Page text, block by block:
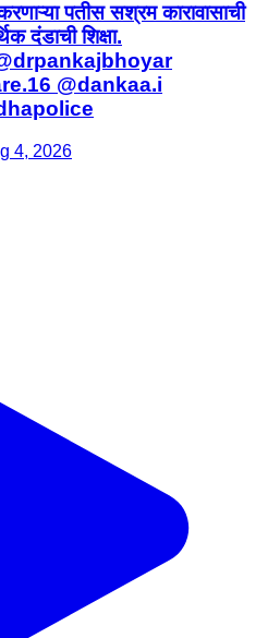
पतीस सश्रम कारावासाची
दंडाची शिक्षा.
@dankaa.i
4, 2026